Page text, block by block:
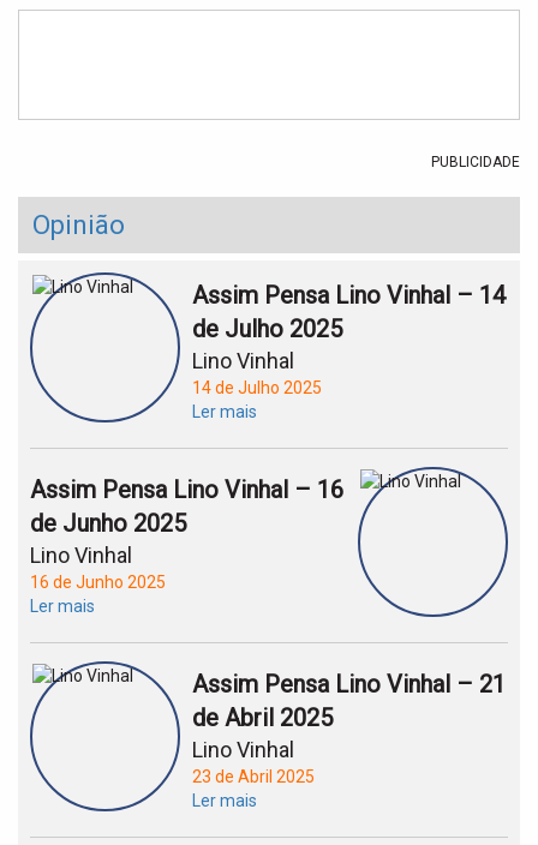
n
PUBLICIDADE
Opinião
Assim Pensa Lino Vinhal – 14
de Julho 2025
Lino Vinhal
14 de Julho 2025
Ler mais
Assim Pensa Lino Vinhal – 16
de Junho 2025
Lino Vinhal
16 de Junho 2025
Ler mais
Assim Pensa Lino Vinhal – 21
de Abril 2025
Lino Vinhal
23 de Abril 2025
Ler mais